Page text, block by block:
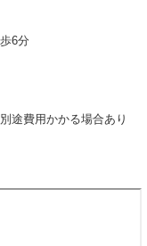
6分
途費用かかる場合あり